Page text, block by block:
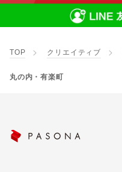
TOP クリエイティブ
丸の内・有楽町